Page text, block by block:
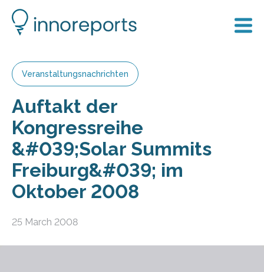
Veranstaltungsnachrichten
Auftakt der
Kongressreihe
&#039;Solar Summits
Freiburg&#039; im
Oktober 2008
25 March 2008